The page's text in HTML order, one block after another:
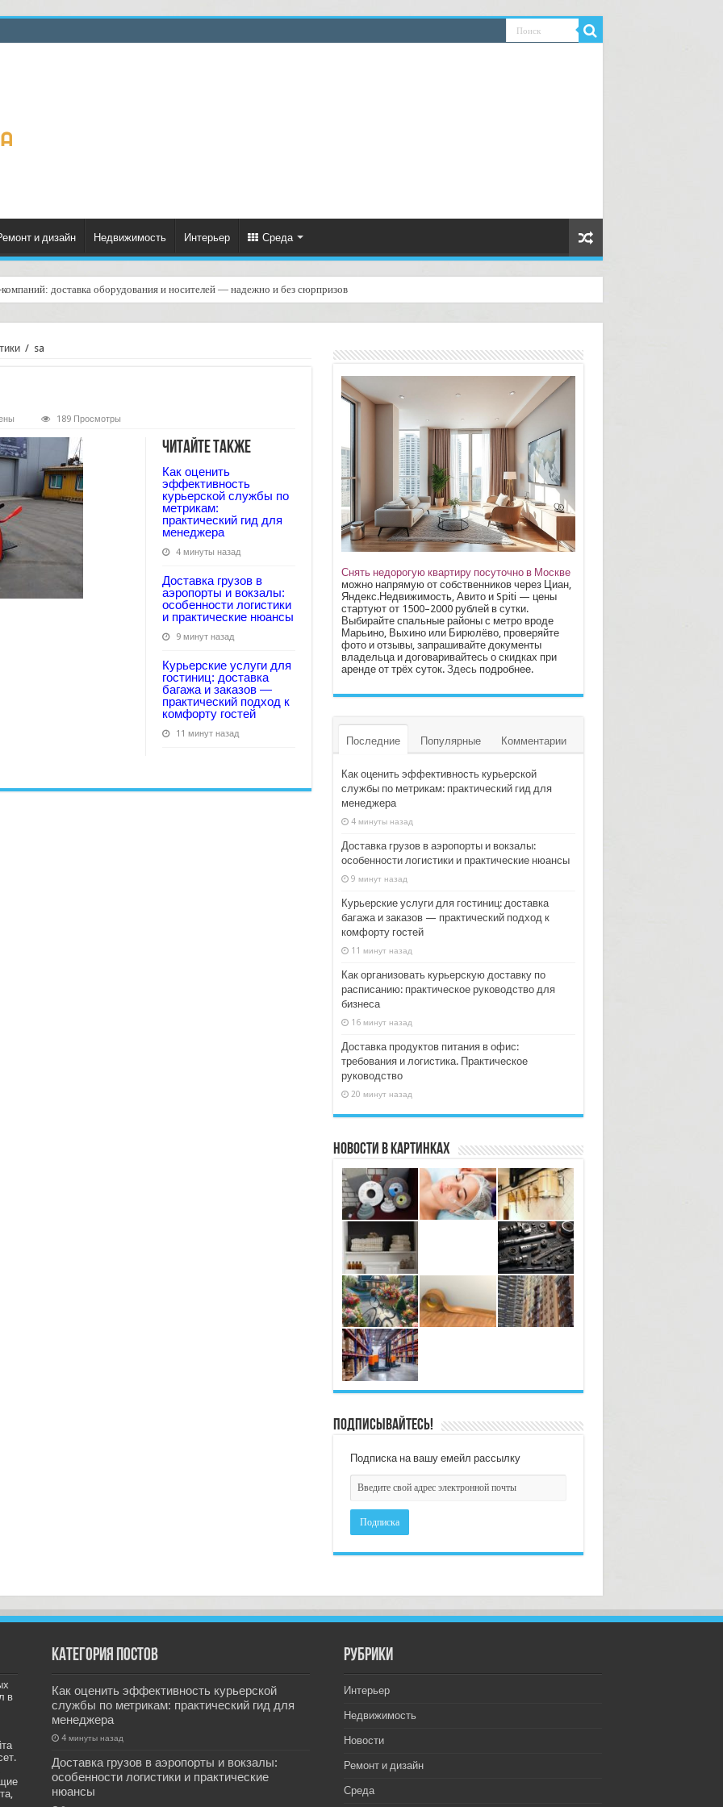
и дизайн Недвижимость Интерьер Среда
доставка оборудования и носителей — надежно и без сюрпризов
/ sa
189 Просмотры
Читайте также
Как оценить
эффективность
курьерской службы по
метрикам:
практический гид для
менеджера
4 минуты назад
Доставка грузов в
аэропорты и вокзалы:
особенности логистики
и практические нюансы
9 минут назад
Курьерские услуги для
гостиниц: доставка
багажа и заказов —
практический подход к
комфорту гостей
11 минут назад
Снять недорогую квартиру посуточно в Москве
можно напрямую от собственников через Циан,
Яндекс.Недвижимость, Авито и Spiti — цены
стартуют от 1500–2000 рублей в сутки.
Выбирайте спальные районы с метро вроде
Марьино, Выхино или Бирюлёво, проверяйте
фото и отзывы, запрашивайте документы
владельца и договаривайтесь о скидках при
аренде от трёх суток. Здесьподробнее.
Последние Популярные Комментарии
Как оценить эффективность курьерской
службы по метрикам: практический гид для
менеджера
4 минуты назад
Доставка грузов в аэропорты и вокзалы:
особенности логистики и практические нюансы
9 минут назад
Курьерские услуги для гостиниц: доставка
багажа и заказов — практический подход к
комфорту гостей
11 минут назад
Как организовать курьерскую доставку по
расписанию: практическое руководство для
бизнеса
16 минут назад
Доставка продуктов питания в офис:
требования и логистика. Практическое
руководство
20 минут назад
Новости в картинках
Подписывайтесь!
Подписка на вашу емейл рассылку
в
Категория постов
Как оценить эффективность курьерской
службы по метрикам: практический гид для
менеджера
4 минуты назад
Доставка грузов в аэропорты и вокзалы:
особенности логистики и практические
нюансы
РУбрики
Интерьер
Недвижимость
Новости
Ремонт и дизайн
Среда